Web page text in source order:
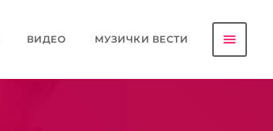
ВИДЕО МУЗИЧКИ ВЕСТИ menu